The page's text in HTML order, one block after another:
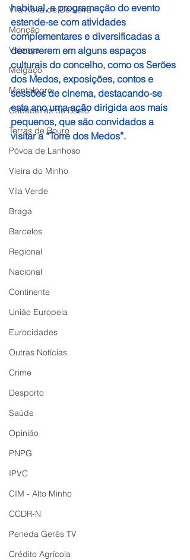
Vila Nova de Cerveira
Monção
Valença
Melgaço
Montalegre
Cabeceiras de Basto
Terras de Bouro
Póvoa de Lanhoso
Vieira do Minho
Vila Verde
Braga
Barcelos
Regional
Nacional
Continente
União Europeia
Eurocidades
Outras Notícias
Crime
Desporto
Saúde
Opinião
PNPG
IPVC
CIM - Alto Minho
CCDR-N
Peneda Gerês TV
Crédito Agrícola
habitual, a programação do evento
estende-se com atividades
complementares e diversificadas a
decorrerem em alguns espaços
culturais do concelho, como os Serões
dos Medos, exposições, contos e
sessões de cinema, destacando-se
este ano uma ação dirigida aos mais
pequenos, que são convidados a
visitar a “Torre dos Medos”.